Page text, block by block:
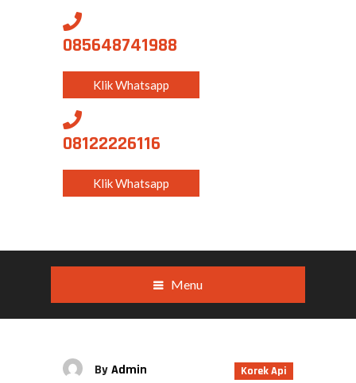
085648741988
Klik Whatsapp
08122226116
Klik Whatsapp
Menu
Korek Api
ByAdmin